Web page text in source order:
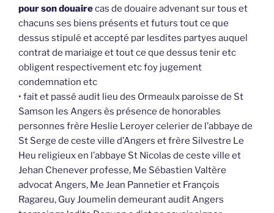
pour son douairecas de douaire advenant sur tous et
chacuns ses biens présents et futurs tout ce que
dessus stipulé et accepté par lesdites partyes auquel
contrat de mariaige et tout ce que dessus tenir etc
obligent respectivement etc foy jugement
condemnation etc
• fait et passé audit lieu des Ormeaulx paroisse de St
Samson les Angers ès présence de honorables
personnes frère Heslie Leroyer celerier de l’abbaye de
St Serge de ceste ville d’Angers et frère Silvestre Le
Heu religieux en l’abbaye St Nicolas de ceste ville et
Jehan Chenever professe, Me Sébastien Valtère
advocat Angers, Me Jean Pannetier et François
Ragareu, Guy Joumelin demeurant audit Angers